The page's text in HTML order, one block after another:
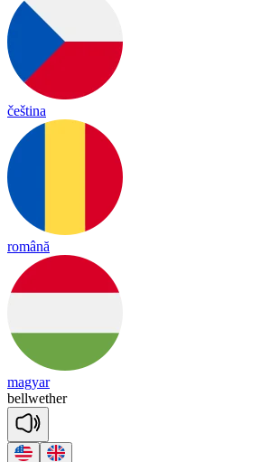
čeština
română
magyar
bellwether